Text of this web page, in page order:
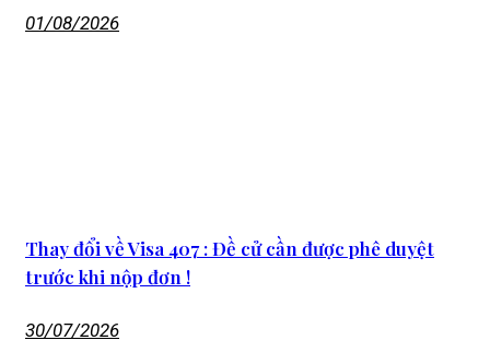
01/08/2026
Thay đổi về Visa 407 : Đề cử cần được phê duyệt
trước khi nộp đơn !
30/07/2026